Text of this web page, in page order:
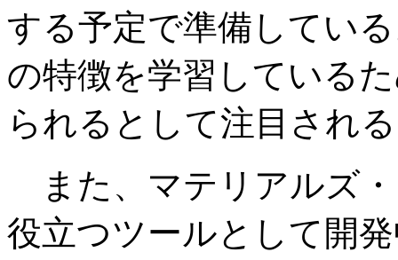
する予定で準備してい
の特徴を学習している
られるとして注目され
また、マテリアルズ
役立つツールとして開